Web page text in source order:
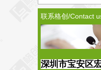
联系格创/Contact
深圳市宝安区